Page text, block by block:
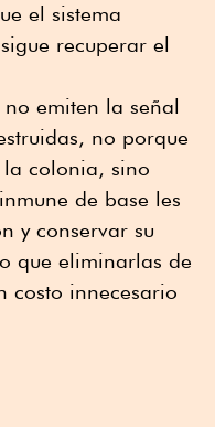
el sistema
recuperar el
emiten la señal
no porque
la colonia, sino
de base les
y conservar su
que eliminarlas de
costo innecesario